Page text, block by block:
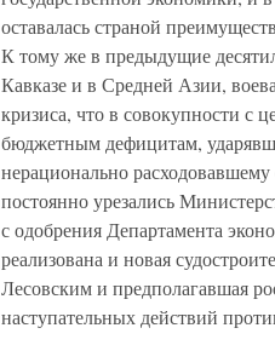
оставалась страной
К тому же в предыдущие
Кавказе и в Средней Азии,
кризиса, что в совокупности с
бюджетным дефицитам,
нерационально
постоянно урезались
с одобрения Департамента
реализована и новая
Лесовским и предполагавшая
наступательных действий